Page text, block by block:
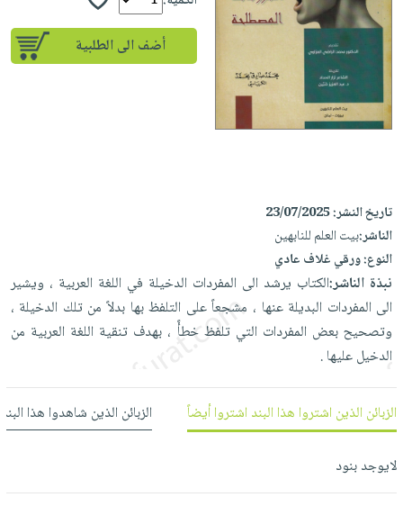
إختياراتنا
كتب
أكاديمية
صندوق
القراءة
iKitab
حدود
أسئلة
يتكرر
iKitab
على
Android
تحميل
iKitab
على
Apple
أسئلة
يتكرر
طرحها
تحميل
masmu3
على
masmu3
على
Apple
المواضيع
الأكثر
إختياراتنا
وسائل
القراءة
جوائز
تعليمية
والعناية
الشخصية
أجهزة
العناية
الشخصية
العناية
وتصفيف
الشعر
العناية
بالجسم
العناية
بالأسنان
الحمية
والتغذية
المطبخ
والسفرة
جديد
الكل
الطهي
أدوات
الأوعية
متجر
الهدايا
أقسام
الأكثر
مبيعاً
العودة
للمدارس
شحن
بنود
أضف الى الطلبية
تاريخ النشر:23/07/2025
الناشر:بيت العلم للنابهين
النوع:ورقي غلاف عادي
نبذة الناشر:الكتاب يرشد الى المفردات الدخيلة في اللغة العربية ، ويشير
الى المفردات البديلة عنها ، مشجعاً على التلفظ بها بدلاً من تلك الدخيلة ،
وتصحيح بعض المفردات التي تلفظ خطأً ، بهدف تنقية اللغة العربية من
الدخيل عليها .
الزبائن الذين اشتروا هذا البند اشتروا أيضاً الزبائن الذين شاهدوا هذا
لايوجد بنود